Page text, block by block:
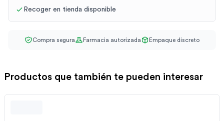
Recoger en tienda disponible
Compra segura Farmacia autorizada Empaque discreto
Productos que también te pueden interesar